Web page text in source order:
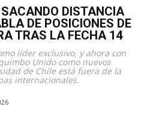
SACANDO DISTANCIA
DE POSICIONES DE
TRAS LA FECHA 14
líder exclusivo, y ahora con
Unido como nuevos
de Chile está fuera de la
internacionales.